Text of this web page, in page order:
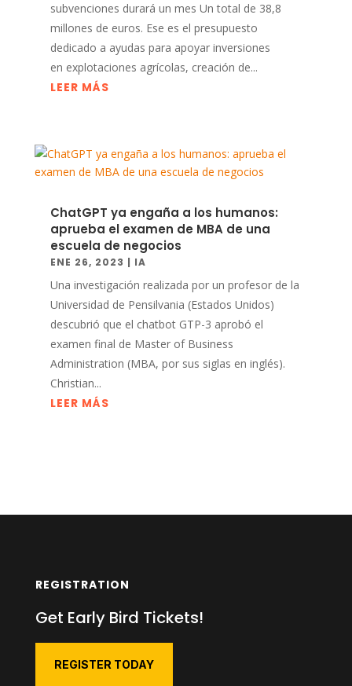
subvenciones durará un mes Un total de 38,8
millones de euros. Ese es el presupuesto
dedicado a ayudas para apoyar inversiones
en explotaciones agrícolas, creación de...
LEER MÁS
ChatGPT ya engaña a los humanos:
aprueba el examen de MBA de una
escuela de negocios
ENE 26, 2023 | IA
Una investigación realizada por un profesor de la
Universidad de Pensilvania (Estados Unidos)
descubrió que el chatbot GTP-3 aprobó el
examen final de Master of Business
Administration (MBA, por sus siglas en inglés).
Christian...
LEER MÁS
REGISTRATION
Get Early Bird Tickets!
REGISTER TODAY